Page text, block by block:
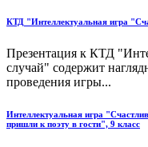
КТД "Интеллектуальная игра
Презентация к КТД
случай" содержит
проведения игры...
Интеллектуальная игра
пришли к поэту в гости", 9 класс